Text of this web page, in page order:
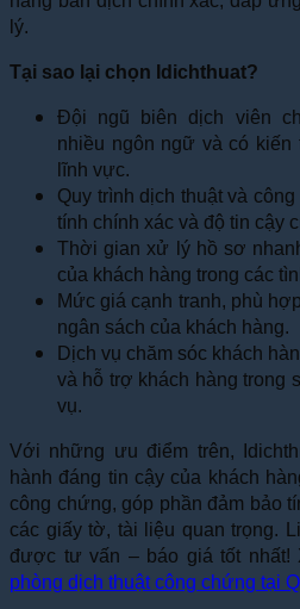
lý.
Tại sao lại chọn Idichthuat?
Đội ngũ biên dịch viên
nhiều ngôn ngữ và có kiến
lĩnh vực.
Quy trình dịch thuật và
tính chính xác và độ tin cậy
Thời gian xử lý hồ sơ
của khách hàng trong các
Mức giá cạnh tranh, phù
ngân sách của khách hàng.
Dịch vụ chăm sóc khách
và hỗ trợ khách hàng trong
vụ.
Với những ưu điểm trên,
hành đáng tin cậy của khách
công chứng, góp phần đảm bảo
các giấy tờ, tài liệu quan trọng.
được tư vấn – báo giá tốt nhất!
phòng dịch thuật công chứng tại